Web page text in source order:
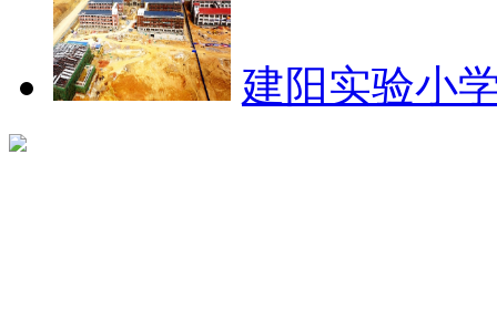
建阳实验小